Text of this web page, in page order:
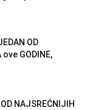
OD
ove GODINE,
NAJSREĆNIJIH